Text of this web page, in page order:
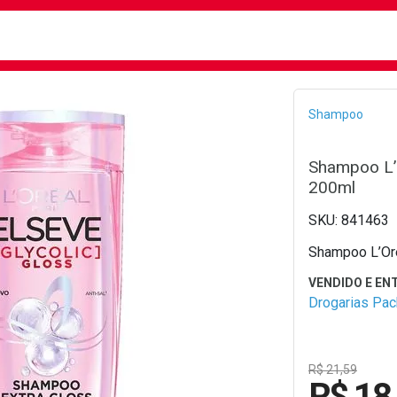
Shampoo
Shampoo
200ml
841463
Shampoo
Drogarias
R$ 21,59